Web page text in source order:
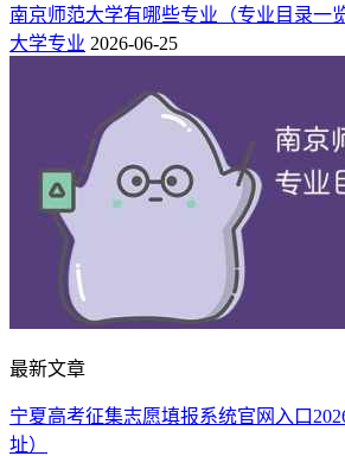
南京师范大学有哪些专业（专业目录一
大学专业 2026-06-25
最新文章
宁夏高考征集志愿填报系统官网入口
址）